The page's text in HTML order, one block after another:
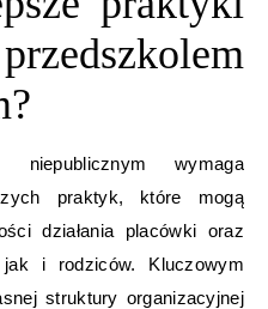
niepublicznym wymaga
praktyk, które mogą
działania placówki oraz
i rodziców. Kluczowym
struktury organizacyjnej